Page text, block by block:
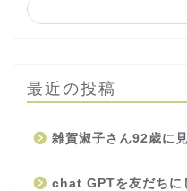
最近の投稿
雑賀淑子さん92歳に
chat GPTを友だちに